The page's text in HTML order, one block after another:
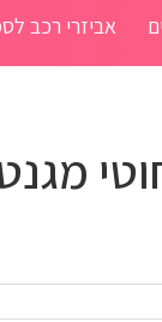
אביזרי רכב